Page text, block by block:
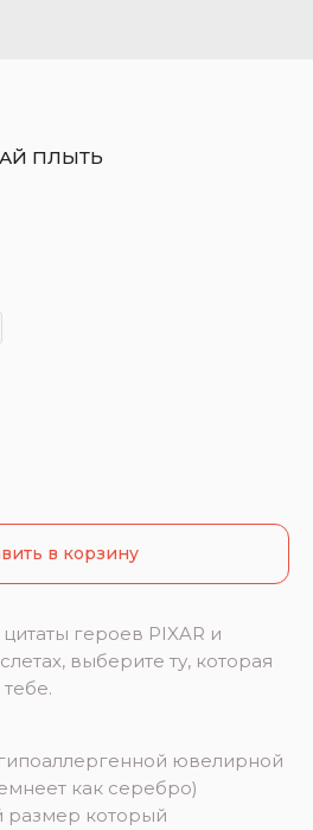
ПЛЫТЬ
в корзину
героев PIXAR и
выберите ту, которая
ювелирной
как серебро)
размер который